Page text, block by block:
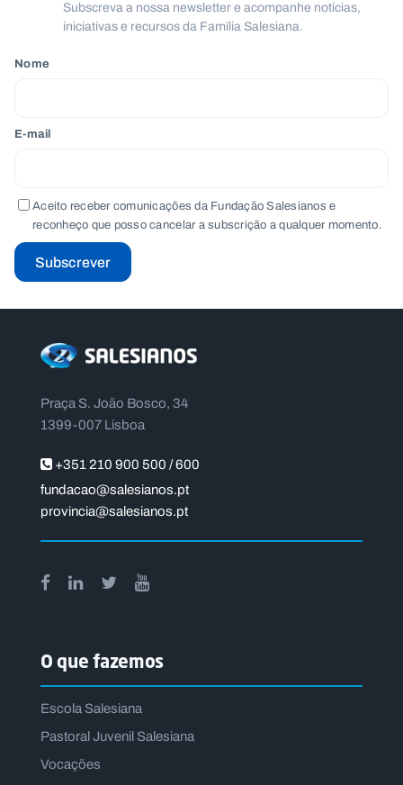
Subscreva a nossa newsletter e acompanhe notícias,
iniciativas e recursos da Família Salesiana.
Nome
E-mail
Aceito receber comunicações da Fundação Salesianos e
reconheço que posso cancelar a subscrição a qualquer momento.
Subscrever
Praça S. João Bosco, 34
1399-007 Lisboa
+351 210 900 500 / 600
fundacao@salesianos.pt
provincia@salesianos.pt
O que fazemos
Escola Salesiana
Pastoral Juvenil Salesiana
Vocações